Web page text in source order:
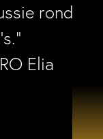
rond
Elia